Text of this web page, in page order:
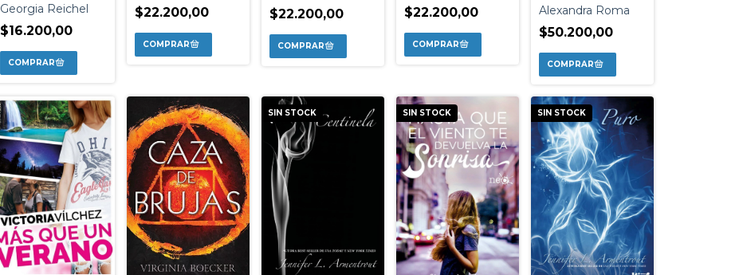
Georgia Reichel
$16.200,00
$22.200,00 $22.200,00 $22.200,00 Alexandra Roma
$50.200,00
SIN STOCK SIN STOCK SIN STOCK